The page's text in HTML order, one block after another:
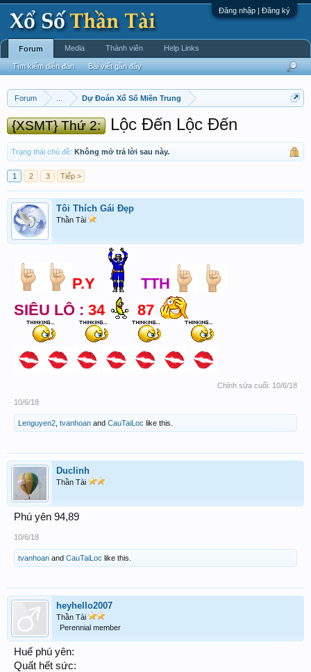
Đăng nhập | Đăng ký
Forum Dự Đoán Xổ Số Miền Trung
{XSMT} Thứ 2: Lộc Đến Lộc Đến
Trạng thái chủ đề: Không mở trả lời sau này.
1 2 3 Tiếp >
Tôi Thích Gái Đẹp
Thần Tài
P.Y
TTH
SIÊU LÔ : 34 87
Chỉnh sửa cuối: 10/6/18
10/6/18
Lenguyen2 tvanhoan and CauTaiLoc like this.
Duclinh
Thần Tài
Phú yên 94,89
10/6/18
tvanhoan and CauTaiLoc like this.
heyhello2007
Thần Tài
Perennial member
Huế phú yên:
Quất hết sức:
Forum
Tìm kiếm diễn đàn Bài viết gần đây
Media Thành viên Help Links